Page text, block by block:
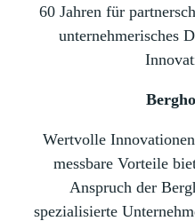
60 Jahren für
unternehmerisches
Wertvolle
messbare Vorteile
Anspruch der
spezialisierte